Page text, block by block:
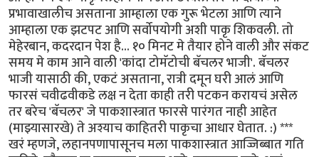
प्रभावाखालीच असताना आम्हाला एक गुरू भेटला आणि त्याने
आम्हाला एक झटपट आणि सर्वोपयोगी अशी पाकृ शिकवली. तो
मेहेरबान, कदरदान पेश है... १० मिनट मे तैयार होने वाली और संकट
समय मे काम आने वाली 'कांदा टोमॅटोची बॅचलर भाजी'. बॅचलर
भाजी यासाठी की, एकटं असताना, रात्री दमून घरी आलं आणि
फारसं चवीढवीकडे लक्ष न देता काही तरी पटकन करायचं असेल
तर बरेच 'बॅचलर' जे पाकशास्त्रात फारसे पारंगत नाही आहेत
(माझ्यासारखे) ते अश्याच काहितरी पाकृचा आधार घेतात. :) ***
खरं म्हणजे, लहानपणापासूनच मला पाकशास्त्रात आज्जिब्बात गति